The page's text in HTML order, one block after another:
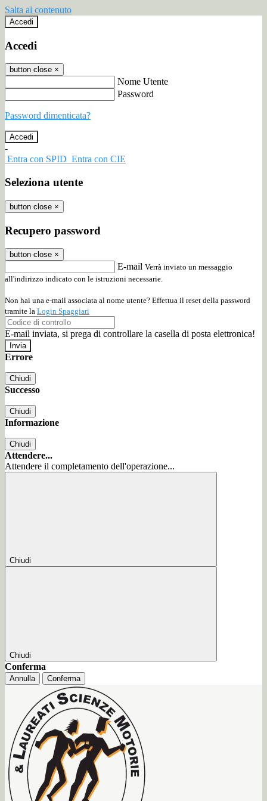
Salta al contenuto
Accedi
Accedi
button close ×
Nome Utente
Password
Password dimenticata?
-
Entra con SPID Entra con CIE
Seleziona utente
button close ×
Recupero password
button close ×
E-mail Verrà inviato un messaggio
all'indirizzo indicato con le istruzioni necessarie.
Non hai una e-mail associata al nome utente? Effettua il reset della password
tramite la Login Spaggiari
E-mail inviata, si prega di controllare la casella di posta elettronica!
Errore
Chiudi
Successo
Chiudi
Informazione
Chiudi
Attendere...
Attendere il completamento dell'operazione...
Chiudi
Chiudi
Conferma
Annulla Conferma